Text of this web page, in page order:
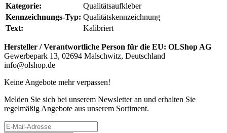
Kategorie:
Qualitätsaufkleber
Kennzeichnungs-Typ: Qualitätskennzeichnung
Text:
Kalibriert
Hersteller / Verantwortliche Person für die EU: OLShop AG
Gewerbepark 13, 02694 Malschwitz, Deutschland
info@olshop.de
Keine Angebote mehr verpassen!
Melden Sie sich bei unserem Newsletter an und erhalten Sie
regelmäßig Angebote aus unserem Sortiment.